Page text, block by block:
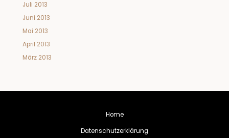
Juli 2013
Juni 2013
Mai 2013
April 2013
März 2013
Home
Datenschutzerklärung